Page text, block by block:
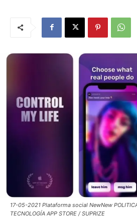
17-05-2021 Plataforma social NewNew
TECNOLOGÍA APP STORE / SUPRIZE